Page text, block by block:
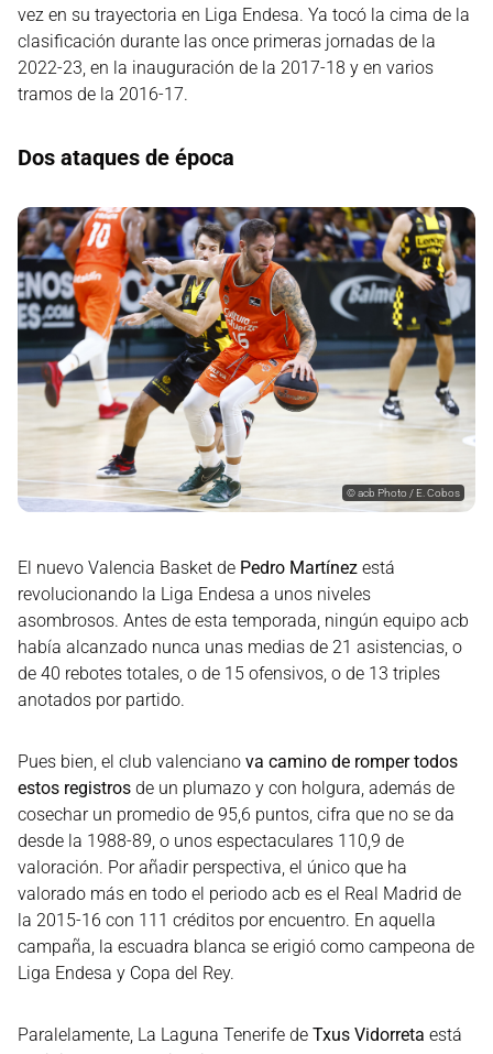
vez en su trayectoria en Liga Endesa. Ya tocó la cima de la
clasificación durante las once primeras jornadas de la
2022-23, en la inauguración de la 2017-18 y en varios
tramos de la 2016-17.
Dos ataques de época
©acb Photo / E. Cobos
El nuevo Valencia Basket de Pedro Martínez está
revolucionando la Liga Endesa a unos niveles
asombrosos. Antes de esta temporada, ningún equipo acb
había alcanzado nunca unas medias de 21 asistencias, o
de 40 rebotes totales, o de 15 ofensivos, o de 13 triples
anotados por partido.
Pues bien, el club valenciano va camino de romper todos
estos registros de un plumazo y con holgura, además de
cosechar un promedio de 95,6 puntos, cifra que no se da
desde la 1988-89, o unos espectaculares 110,9 de
valoración. Por añadir perspectiva, el único que ha
valorado más en todo el periodo acb es el Real Madrid de
la 2015-16 con 111 créditos por encuentro. En aquella
campaña, la escuadra blanca se erigió como campeona de
Liga Endesa y Copa del Rey.
Paralelamente, La Laguna Tenerife de Txus Vidorreta está